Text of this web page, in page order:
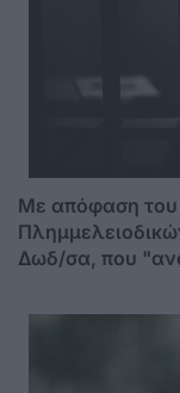
Mε απόφαση του
Δωδ/